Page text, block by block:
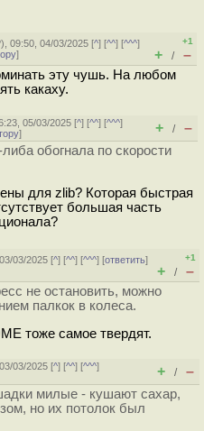
), 09:50, 04/03/2025 [^] [^^] [^^^]
]
+1
+ / –
эту чушь. На любом
какаху.
05/03/2025 [^] [^^] [^^^]
] + / –
обогнала по скорости
для zlib? Которая быстрая
большая часть
03/2025 [^] [^^] [^^^] [ответить]
+1
+ / –
не остановить, можно
палкок в колеса.
тоже самое твердят.
03/2025 [^] [^^] [^^^]
+ / –
милые - кушают сахар,
но их потолок был